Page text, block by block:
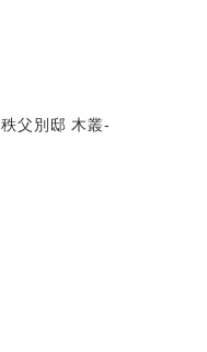
秩父別邸 木叢-